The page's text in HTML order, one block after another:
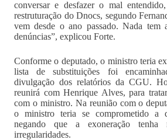
conversar e desfazer o mal
restruturação do Dnocs, segundo
vem desde o ano passado. Nada tem
denúncias”, explicou Forte.
Conforme o deputado, o ministro teria
lista de substituições foi
divulgação dos relatórios da CGU.
reunirá com Henrique Alves, para
com o ministro. Na reunião com o
o ministro teria se comprometido a
negando que a exoneração tenha
irregularidades.